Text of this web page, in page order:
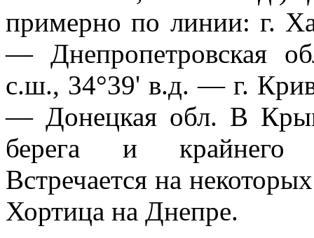
примерно по линии: г.
— Днепропетровская
с.ш., 34°39' в.д. — г.
— Донецкая обл. В
берега и крайнего
Встречается на
Хортица на Днепре.